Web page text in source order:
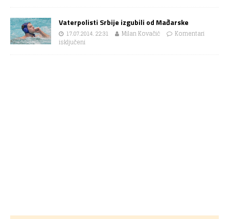
Vaterpolisti Srbije izgubili od Mađarske
17.07.2014. 22:31 Milan Kovačić
Komentari
isključeni